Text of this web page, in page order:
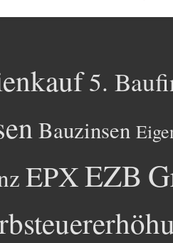
5.
Bauzinsen
EPXEZB